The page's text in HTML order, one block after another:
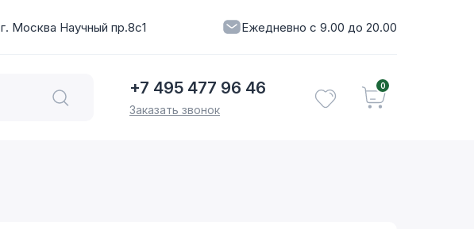
г. Москва Научный пр.8с1 Ежедневно с 9.00 до 20.00
+7 495 477 96 46
Заказать звонок
0